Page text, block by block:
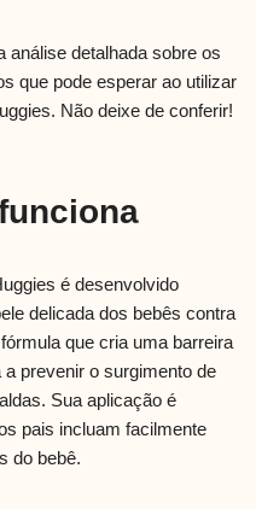
análise detalhada sobre os
que pode esperar ao utilizar
Não deixe de conferir!
é desenvolvido
delicada dos bebês contra
que cria uma barreira
prevenir o surgimento de
Sua aplicação é
pais incluam facilmente
do bebê.